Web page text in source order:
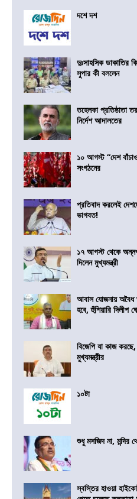
দশে দশ
দুঃসাহসিক ডাকাতির
সুপার কী বললেন
তহেলকা প্রতিষ্ঠাতা
নির্দেশ আদালতের
১০ আগস্ট “দেশ
সংগঠনের
প্রতিবাদ করলেই
ভাগবত!
১৭ আগস্ট থেকে
দিলেন মুখ্যমন্ত্রী
আবাস যোজনায় অবৈধ
হবে, হুঁশিয়ারি দিলীপ
বিজেপি যা কাজ
মুখ্যমন্ত্রীর
১০টা
শুধু মসজিদ না, মন্দির
স্বস্তির হাওয়া